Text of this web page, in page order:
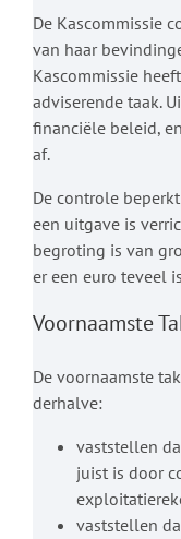
De Kascommissie
van haar
Kascommissie
adviserende taak.
financiële beleid,
af.
De controle
een uitgave is
begroting is van
er een euro teveel
Voornaamste
De voornaamste
derhalve:
vaststellen
juist is door
vaststellen